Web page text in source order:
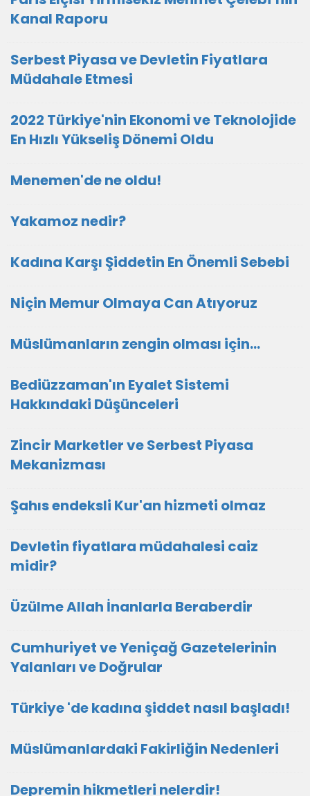
Kanal Raporu
Serbest Piyasa ve Devletin Fiyatlara
Müdahale Etmesi
2022 Türkiye'nin Ekonomi ve Teknolojide
En Hızlı Yükseliş Dönemi Oldu
Menemen'de ne oldu!
Yakamoz nedir?
Kadına Karşı Şiddetin En Önemli Sebebi
Niçin Memur Olmaya Can Atıyoruz
Müslümanların zengin olması için...
Bediüzzaman'ın Eyalet Sistemi
Hakkındaki Düşünceleri
Zincir Marketler ve Serbest Piyasa
Mekanizması
Şahıs endeksli Kur'an hizmeti olmaz
Devletin fiyatlara müdahalesi caiz
midir?
Üzülme Allah İnanlarla Beraberdir
Cumhuriyet ve Yeniçağ Gazetelerinin
Yalanları ve Doğrular
Türkiye 'de kadına şiddet nasıl başladı!
Müslümanlardaki Fakirliğin Nedenleri
Depremin hikmetleri nelerdir!